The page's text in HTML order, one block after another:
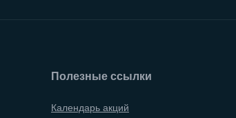
Полезные ссылки
Календарь акций